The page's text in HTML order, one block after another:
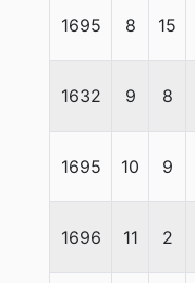
1695 8 15
1632 9 8
1695 10 9
1696 11 2